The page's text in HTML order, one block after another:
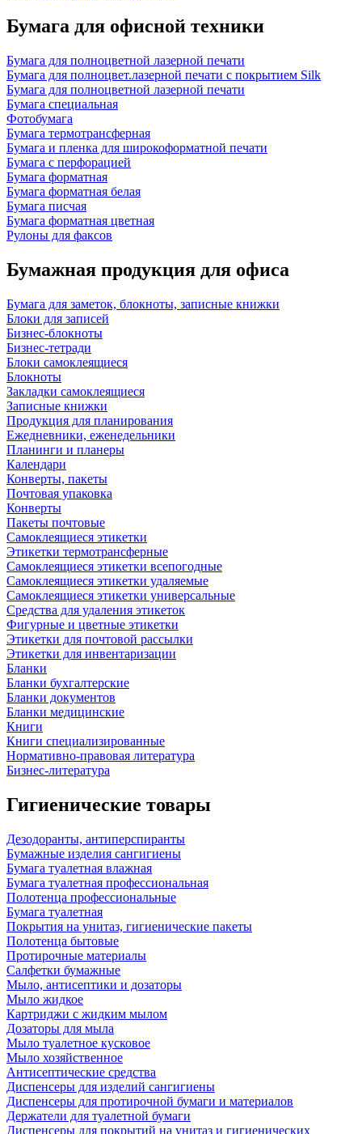
Бумага для офисной техники
Бумага для полноцветной лазерной печати
Бумага для полноцвет.лазерной печати с покрытием Silk
Бумага для полноцветной лазерной печати
Бумага специальная
Фотобумага
Бумага термотрансферная
Бумага и пленка для широкоформатной печати
Бумага с перфорацией
Бумага форматная
Бумага форматная белая
Бумага писчая
Бумага форматная цветная
Рулоны для факсов
Бумажная продукция для офиса
Бумага для заметок, блокноты, записные книжки
Блоки для записей
Бизнес-блокноты
Бизнес-тетради
Блоки самоклеящиеся
Блокноты
Закладки самоклеящиеся
Записные книжки
Продукция для планирования
Ежедневники, еженедельники
Планинги и планеры
Календари
Конверты, пакеты
Почтовая упаковка
Конверты
Пакеты почтовые
Самоклеящиеся этикетки
Этикетки термотрансферные
Самоклеящиеся этикетки всепогодные
Самоклеящиеся этикетки удаляемые
Самоклеящиеся этикетки универсальные
Средства для удаления этикеток
Фигурные и цветные этикетки
Этикетки для почтовой рассылки
Этикетки для инвентаризации
Бланки
Бланки бухгалтерские
Бланки документов
Бланки медицинские
Книги
Книги специализированные
Нормативно-правовая литература
Бизнес-литература
Гигиенические товары
Дезодоранты, антиперспиранты
Бумажные изделия сангигиены
Бумага туалетная влажная
Бумага туалетная профессиональная
Полотенца профессиональные
Бумага туалетная
Покрытия на унитаз, гигиенические пакеты
Полотенца бытовые
Протирочные материалы
Салфетки бумажные
Мыло, антисептики и дозаторы
Мыло жидкое
Картриджи с жидким мылом
Дозаторы для мыла
Мыло туалетное кусковое
Мыло хозяйственное
Антисептические средства
Диспенсеры для изделий сангигиены
Диспенсеры для протирочной бумаги и материалов
Держатели для туалетной бумаги
Диспенсеры для покрытий на унитаз и гигиенических